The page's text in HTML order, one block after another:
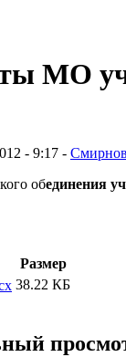
МО
- 9:17 -
обединения
Размер
38.22 КБ